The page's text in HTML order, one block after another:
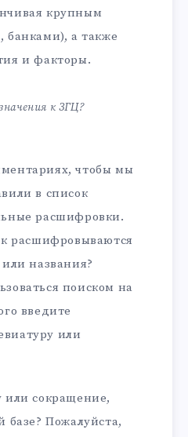
крупным
банками), а также
и факторы.
к ЗГЦ?
чтобы мы
в список
расшифровки.
расшифровываются
названия?
поиском на
введите
или
или сокращение,
базе? Пожалуйста,